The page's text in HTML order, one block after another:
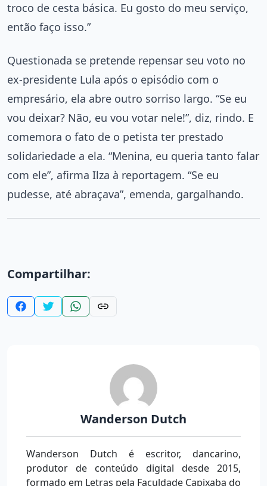
troco de cesta básica. Eu gosto do meu serviço,
então faço isso.”
Questionada se pretende repensar seu voto no
ex-presidente Lula após o episódio com o
empresário, ela abre outro sorriso largo. “Se eu
vou deixar? Não, eu vou votar nele!”, diz, rindo. E
comemora o fato de o petista ter prestado
solidariedade a ela. “Menina, eu queria tanto falar
com ele”, afirma Ilza à reportagem. “Se eu
pudesse, até abraçava”, emenda, gargalhando.
Compartilhar:
Wanderson Dutch
Wanderson Dutch é escritor, dancarino,
produtor de conteúdo digital desde 2015,
formado em Letras pela Faculdade Capixaba do